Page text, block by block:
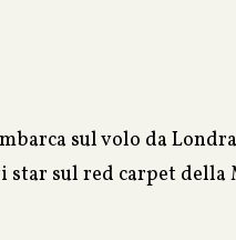
sul volo da
sul red carpet della